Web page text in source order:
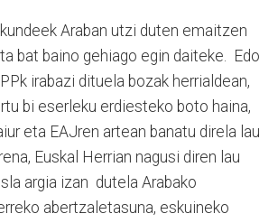
Araban utzi duten emaitzen
bat baino gehiago egin daiteke. Edo
irabazi dituela bozak herrialdean,
bi eserleku erdiesteko boto haina,
eta EAJren artean banatu direla lau
Euskal Herrian nagusi diren lau
argia izan dutela Arabako
abertzaletasuna, eskuineko